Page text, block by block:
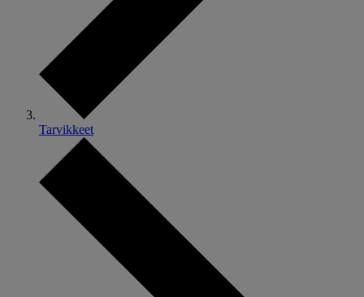
Tarvikkeet